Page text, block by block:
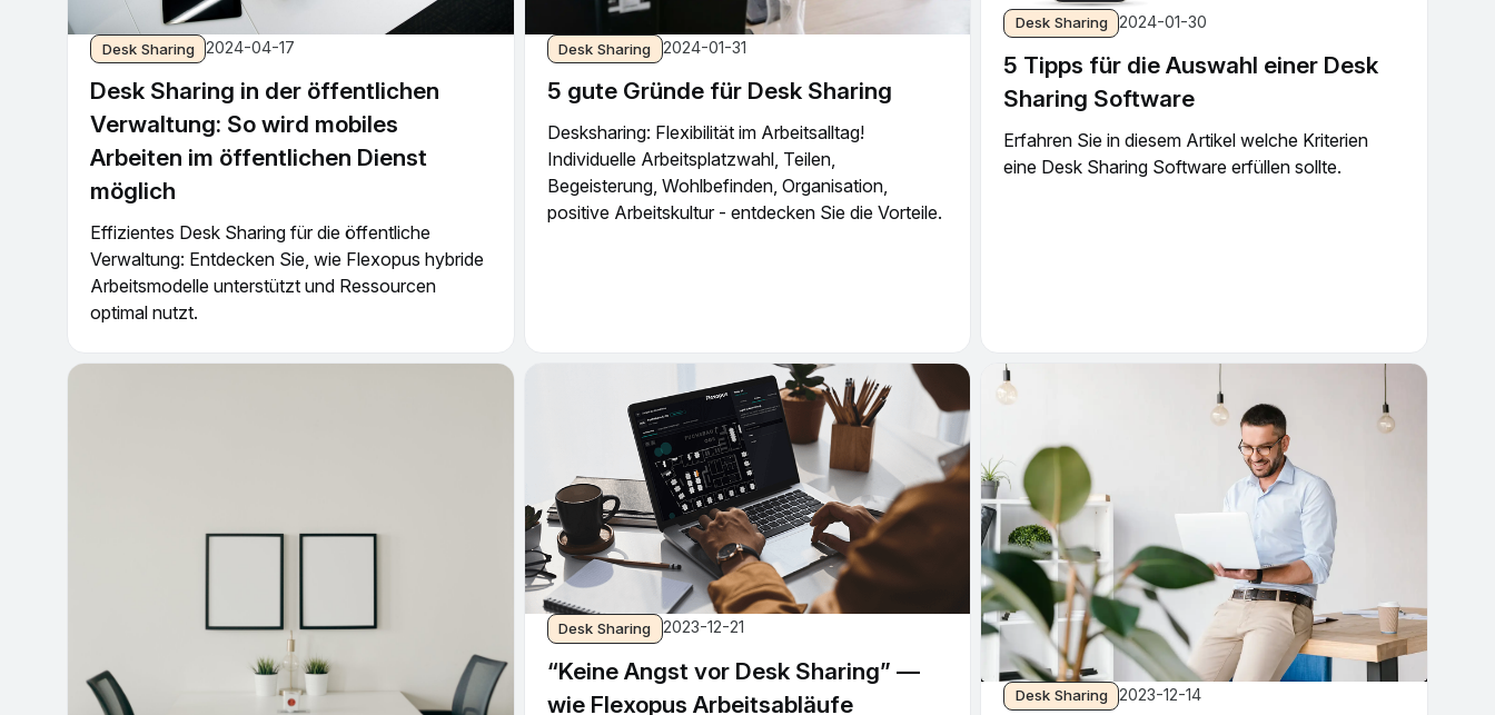
Desk Sharing 2024-04-17
Desk Sharing in der öffentlichen
Verwaltung: So wird mobiles
Arbeiten im öffentlichen Dienst
möglich
Effizientes Desk Sharing für die öffentliche
Verwaltung: Entdecken Sie, wie Flexopus hybride
Arbeitsmodelle unterstützt und Ressourcen
optimal nutzt.
Desk Sharing 2024-01-31
5 gute Gründe für Desk Sharing
Desksharing: Flexibilität im Arbeitsalltag!
Individuelle Arbeitsplatzwahl, Teilen,
Begeisterung, Wohlbefinden, Organisation,
positive Arbeitskultur - entdecken Sie die Vorteile.
Desk Sharing 2024-01-30
5 Tipps für die Auswahl einer Desk
Sharing Software
Erfahren Sie in diesem Artikel welche Kriterien
eine Desk Sharing Software erfüllen sollte.
Desk Sharing 2023-12-21
“Keine Angst vor Desk Sharing” —
wie Flexopus Arbeitsabläufe
Desk Sharing 2023-12-14